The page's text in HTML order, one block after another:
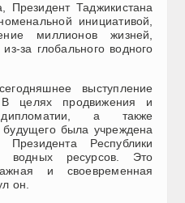
Таджикистана
инициативой,
миллионов жизней,
за глобального водного
выступление
целях продвижения и
а также
будущего была учреждена
Республики
водных ресурсов. Это
и своевременная
он.